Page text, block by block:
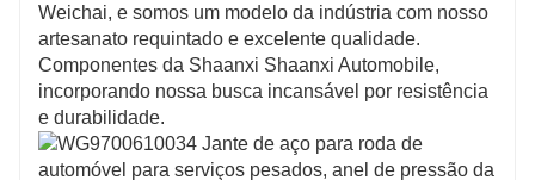
Weichai, e somos um modelo da indústria com nosso
artesanato requintado e excelente qualidade.
Componentes da Shaanxi Shaanxi Automobile,
incorporando nossa busca incansável por resistência
e durabilidade.